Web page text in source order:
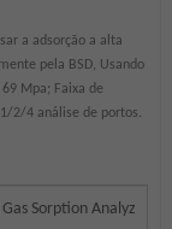
a adsorção a alta
pela BSD, Usando
Mpa; Faixa de
2/4 análise de portos.